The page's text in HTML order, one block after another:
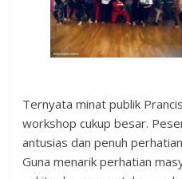
Ternyata minat publik
workshop cukup besar.
antusias dan penuh
Guna menarik perhatian